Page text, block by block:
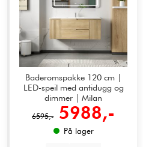
Baderomspakke 120 cm |
LED-speil med antidugg og
dimmer | Milan
6595,- 5988,-
På lager